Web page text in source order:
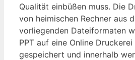
Qualität einbüßen muss. Die
von heimischen Rechner aus
vorliegenden Dateiformaten
PPT auf eine Online
gespeichert und innerhalb